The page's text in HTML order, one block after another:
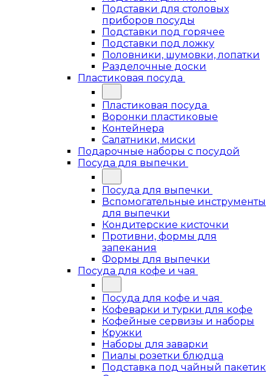
Подставки для столовых
приборов посуды
Подставки под горячее
Подставки под ложку
Половники, шумовки, лопатки
Разделочные доски
Пластиковая посуда
Пластиковая посуда
Воронки пластиковые
Контейнера
Салатники, миски
Подарочные наборы с посудой
Посуда для выпечки
Посуда для выпечки
Вспомогательные инструменты
для выпечки
Кондитерские кисточки
Противни, формы для
запекания
Формы для выпечки
Посуда для кофе и чая
Посуда для кофе и чая
Кофеварки и турки для кофе
Кофейные сервизы и наборы
Кружки
Наборы для заварки
Пиалы розетки блюдца
Подставка под чайный пакетик